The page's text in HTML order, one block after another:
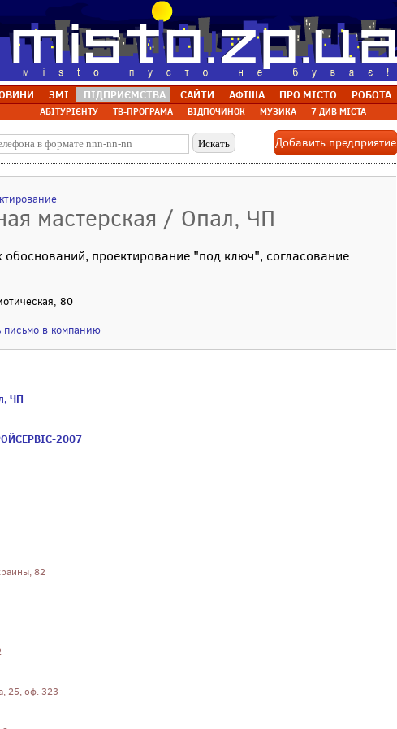
ЗМІ ПІДПРИЄМСТВА САЙТИ АФІША ПРО МІСТО РОБОТА
АБІТУРІЄНТУ ТВ-ПРОГРАМА ВІДПОЧИНОК МУЗИКА 7 ДИВ МІСТА
Добавить предприятие
мастерская / Опал, ЧП
обоснований, проектирование "под ключ", согласование
80
письмо в компанию
ЧП
2007
82
25, оф. 323